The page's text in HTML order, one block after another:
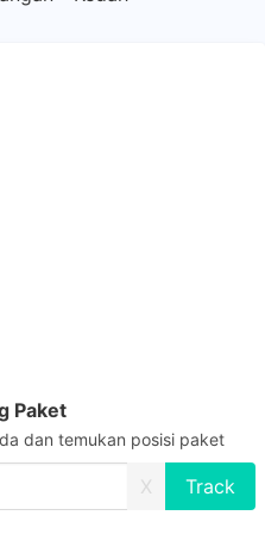
Paket
dan temukan posisi paket
X